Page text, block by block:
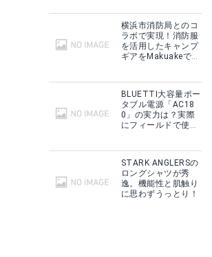
横浜市消防局とのコ
ラボで実現！消防服
を活用したキャンプ
ギアをMakuakeで予
BLUETTI大容量ポー
タブル電源「AC18
0」の実力は？実際
にフィールドで使用
STARK ANGLERSの
ロングシャツが秀
逸。機能性と肌触り
に思わずうっとり！